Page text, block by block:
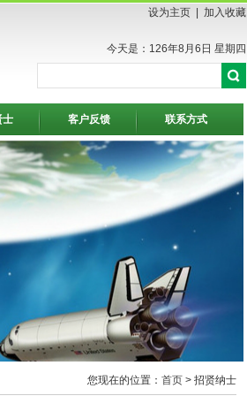
设为主页| 加入收藏
今天是：126年8月6日 星期四
士 客户反馈 联系方式
您现在的位置： 首页 > 招贤纳士